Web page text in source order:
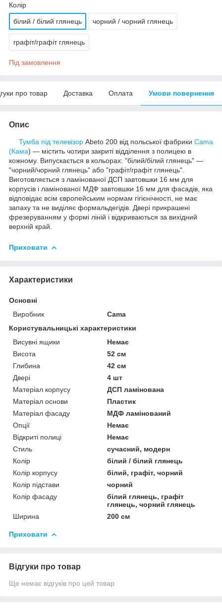
Колір
білий / білий глянець чорний / чорний глянець
графіт/графіт глянець
Під замовлення
про товар Доставка Оплата Умови повернення
Опис
Тумба під телевізор Abeto 200 від польської фабрики Cama
(Кама) — містить чотири закриті відділення з полицею в
кожному. Випускається в кольорах: "білий/білий глянець" —
"чорний/чорний глянець" або "графіт/графіт глянець".
Виготовляється з ламінованої ДСП завтовшки 16 мм для
корпусів і ламінованої МДФ завтовшки 16 мм для фасадів, яка
відповідає всім європейським нормам гігієнічності, не має
запаху та не виділяє формальдегідів. Двері прикрашені
фрезеруванням у формі ліній і відкриваються за вихідний
верхній край.
Приховати
Характеристики
Основні
Виробник
Cama
Користувальницькі характеристики
Висувні ящики
Немає
Висота
52 см
Глибина
42 см
Двері
4 шт
Матеріал корпусу
ДСП ламінована
Матеріал основи
Пластик
Матеріал фасаду
МДФ ламінований
Опції
Немає
Відкриті полиці
Немає
Стиль
сучасний, модерн
Колір
білий / білий глянець
Колір корпусу
білий, графіт, чорний
Колір підстави
чорний
Колір фасаду
білий глянець, графіт
глянець, чорний глянець
Ширина
200 см
Приховати
Відгуки про товар
Ще немає відгуків про цей товар